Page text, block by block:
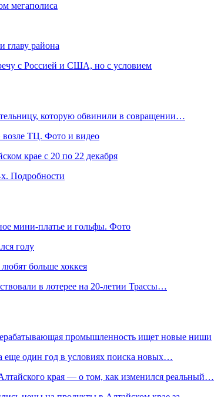
мегаполиса
главу района
с Россией и США, но с условием
которую обвинили в совращении…
возле ТЦ. Фото и видео
крае с 20 по 22 декабря
Подробности
мини-платье и гольфы. Фото
голу
больше хоккея
в лотерее на 20-летии Трассы…
промышленность ищет новые ниши
один год в условиях поиска новых…
края — о том, как изменился реальный…